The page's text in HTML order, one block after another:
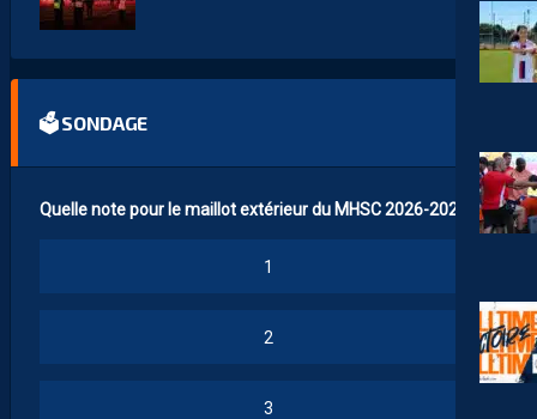
🗳 SONDAGE
Quelle note pour le maillot extérieur du MHSC 2026-2027 ?
1
2
3